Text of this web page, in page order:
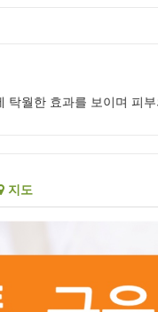
탁월한 효과를 보이며 피
지도